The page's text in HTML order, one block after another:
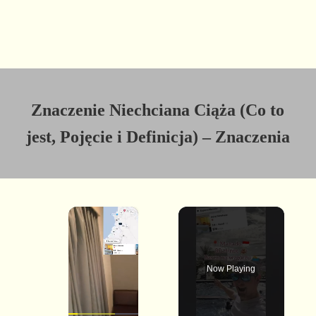
Znaczenie Niechciana Ciąża (Co to
jest, Pojęcie i Definicja) – Znaczenia
×
Now Playing